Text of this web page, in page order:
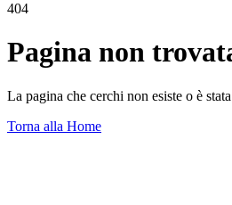
404
Pagina non
La pagina che cerchi non esiste o è
Torna alla Home